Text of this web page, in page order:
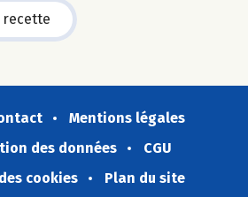
recette
Mentions légales
des données
CGU
cookies
Plan du site